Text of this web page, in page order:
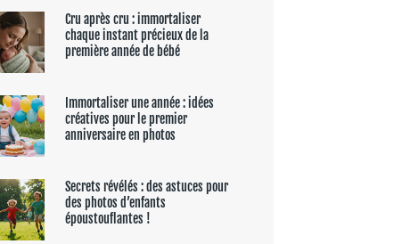
Cru après cru : immortaliser
chaque instant précieux de la
première année de bébé
Immortaliser une année : idées
créatives pour le premier
anniversaire en photos
Secrets révélés : des astuces pour
des photos d’enfants
époustouflantes !